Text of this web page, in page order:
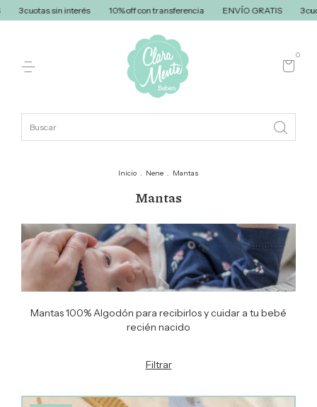
10% off con transferencia ENVÍO GRATIS 3 cuotas sin interés
0
Inicio . Nene . Mantas
Mantas
Mantas 100% Algodón para recibirlos y cuidar a tu bebé
recién nacido
Filtrar